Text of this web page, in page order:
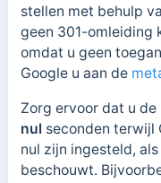
stellen met behulp
geen 301-omleiding
omdat u geen
Google u aan de
Zorg ervoor dat u de
nul seconden terwijl
nul zijn ingesteld,
beschouwt.